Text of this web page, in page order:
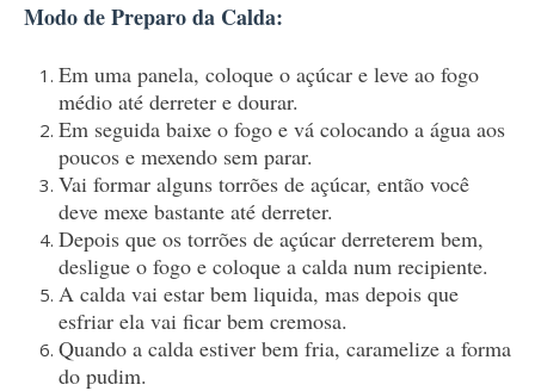
Modo de Preparo da Calda:
Em uma panela, coloque o açúcar e leve ao fogo
médio até derreter e dourar.
Em seguida baixe o fogo e vá colocando a água aos
poucos e mexendo sem parar.
Vai formar alguns torrões de açúcar, então você
deve mexe bastante até derreter.
Depois que os torrões de açúcar derreterem bem,
desligue o fogo e coloque a calda num recipiente.
A calda vai estar bem liquida, mas depois que
esfriar ela vai ficar bem cremosa.
Quando a calda estiver bem fria, caramelize a forma
do pudim.